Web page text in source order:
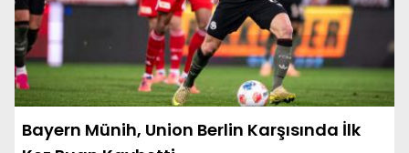
Bayern Münih, Union Berlin Karşısında İlk